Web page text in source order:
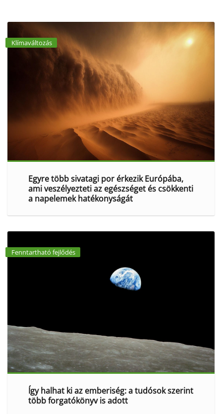
Klímaváltozás
Egyre több sivatagi por érkezik Európába,
ami veszélyezteti az egészséget és csökkenti
a napelemek hatékonyságát
Fenntartható fejlődés
Így halhat ki az emberiség: a tudósok szerint
több forgatókönyv is adott